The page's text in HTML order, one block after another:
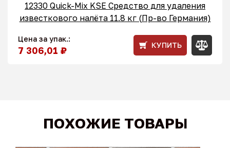
12330 Quick-Mix KSE Средство для удаления
известкового налёта 11.8 кг (Пр-во Германия)
Цена за упак.:
7 306,01 ₽ КУПИТЬ
ПОХОЖИЕ ТОВАРЫ